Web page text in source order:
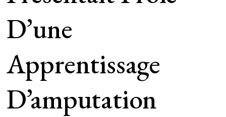
D’une
Apprentissage
D’amputation